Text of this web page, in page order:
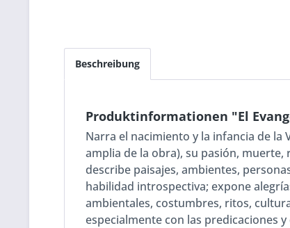
Beschreibung
Produktinformationen "El
Narra el nacimiento y la infancia de la
amplia de la obra), su pasión,
describe paisajes, ambientes,
habilidad introspectiva; expone
ambientales, costumbres, ritos,
especialmente con las predicaciones